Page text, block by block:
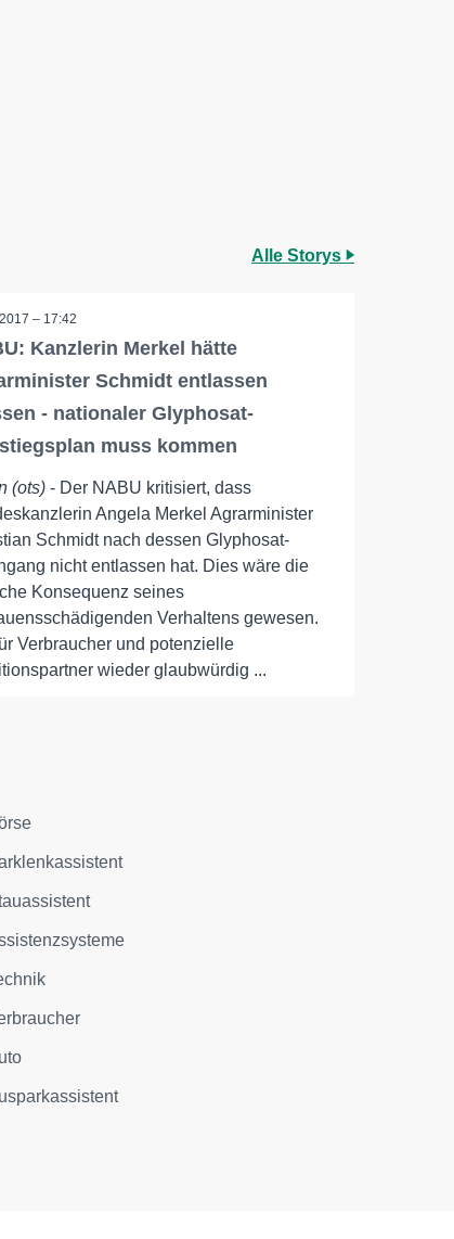
Alle Storys
– 17:42
Kanzlerin Merkel hätte
Schmidt entlassen
- nationaler Glyphosat-
muss kommen
(ots) - Der NABU kritisiert, dass
Angela Merkel Agrarminister
Schmidt nach dessen Glyphosat-
nicht entlassen hat. Dies wäre die
Konsequenz seines
Verhaltens gewesen.
Verbraucher und potenzielle
wieder glaubwürdig ...